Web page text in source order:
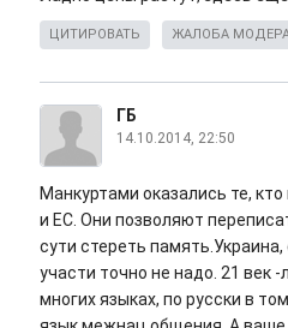
ЦИТИРОВАТЬ ЖАЛОБА
ГБ
14.10.2014, 22:50
Манкуртами оказались те,
и ЕС. Они позволяют
сути стереть
участи точно не надо. 21 век
многих языках, по русски в